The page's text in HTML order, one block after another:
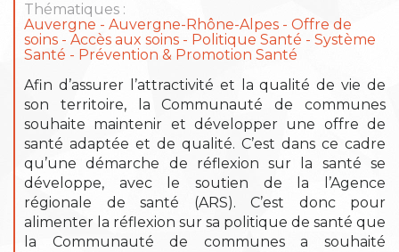
Thématiques :
Auvergne
Auvergne-Rhône-Alpes
Offre de
soins - Accès aux soins
Politique Santé - Système
Santé
Prévention & Promotion Santé
Afin d’assurer l’attractivité et la qualité de vie de
son territoire, la Communauté de communes
souhaite maintenir et développer une offre de
santé adaptée et de qualité. C’est dans ce cadre
qu’une démarche de réflexion sur la santé se
développe, avec le soutien de la l’Agence
régionale de santé (ARS). C’est donc pour
alimenter la réflexion sur sa politique de santé que
la Communauté de communes a souhaité